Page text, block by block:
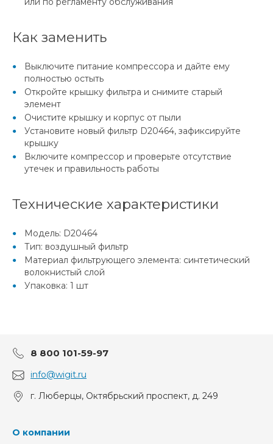
Как заменить
Выключите питание компрессора и дайте ему
полностью остыть
Откройте крышку фильтра и снимите старый
элемент
Очистите крышку и корпус от пыли
Установите новый фильтр D20464, зафиксируйте
крышку
Включите компрессор и проверьте отсутствие
утечек и правильность работы
Технические характеристики
Модель: D20464
Тип: воздушный фильтр
Материал фильтрующего элемента: синтетический
волокнистый слой
Упаковка: 1 шт
8 800 101-59-97
info@wigit.ru
г. Люберцы, Октябрьский проспект, д. 249
О компании